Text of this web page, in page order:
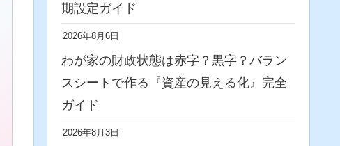
期設定ガイド
2026年8月6日
わが家の財政状態は赤字？黒字？バラン
スシートで作る『資産の見える化』完全
ガイド
2026年8月3日